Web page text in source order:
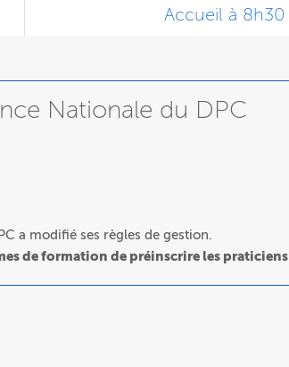
Accueil à 8h30
Nationale du DPC
a modifié ses règles de gestion.
de formation de préinscrire les praticiens